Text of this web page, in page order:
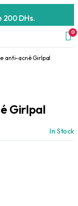
DHs.
0
anti-acné Girlpal
Girlpal
In Stock